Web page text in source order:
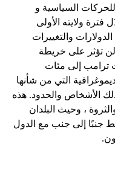
للحركات السياسية و
فترة ولايته الأولى
والتغييرات
لن تؤثر على خريطة
ترامب إلى مئات
التي من شأنها
الأشخاص والحدود. هذه
، وحيث البلدان
إلى جنب مع الدول